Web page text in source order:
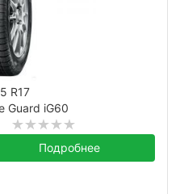
R17
Guard iG60
Подробнее